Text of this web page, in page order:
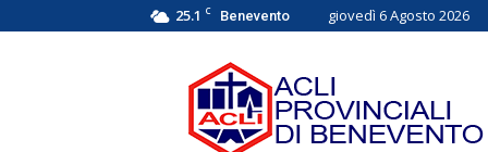
25.1 C Benevento giovedì 6 Agosto 2026
ACLI
Benevento
–
Associazioni